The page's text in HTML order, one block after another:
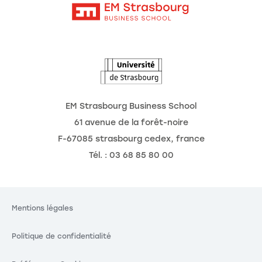
EM Strasbourg Business School
61 avenue de la forêt-noire
F-67085 strasbourg cedex, france
Tél. : 03 68 85 80 00
Mentions légales
Politique de confidentialité